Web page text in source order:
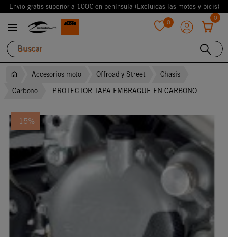
Envio gratis superior a 100€ en península (Excluidas las motos y bicis)
 0
0
Accesorios moto Offroad y Street
Chasis
Carbono
PROTECTOR TAPA EMBRAGUE EN CARBONO
-15%